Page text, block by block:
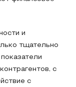
и
тщательно
с
с